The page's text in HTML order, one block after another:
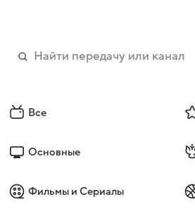
Все
Основные
Фильмы и Сериалы